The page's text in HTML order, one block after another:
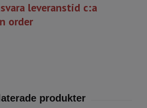
leveranstid c:a
order